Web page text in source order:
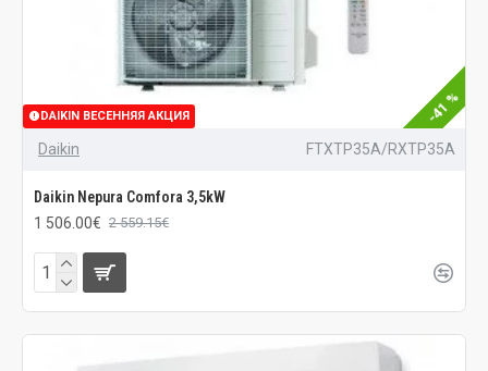
DAIKIN ВЕСЕННЯЯ АКЦИЯ -41 %
Daikin FTXTP35A/RXTP35A
Daikin Nepura Comfora 3,5kW
1 506.00€ 2 559.15€